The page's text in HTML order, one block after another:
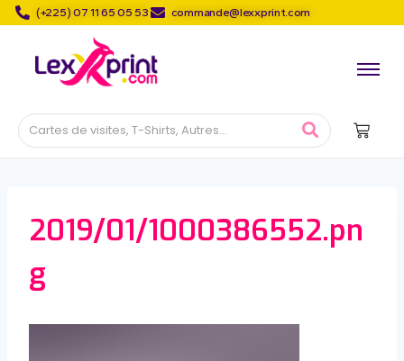
(+225) 07 11 65 05 53 commande@lexxprint.com
2019/01/1000386552.pn
g